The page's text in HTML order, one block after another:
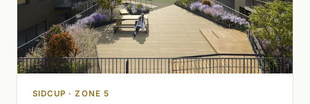
SIDCUP · ZONE 5